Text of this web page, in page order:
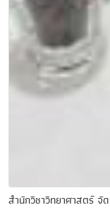
สำนักวิชาวิทยาศาสตร์